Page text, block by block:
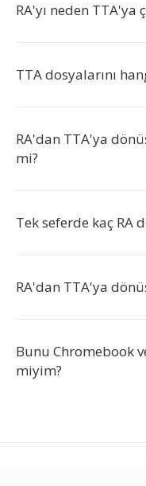
RA'yı neden TTA'ya
TTA dosyalarını
RA'dan TTA'ya
mi?
Tek seferde kaç RA
RA'dan TTA'ya
Bunu Chromebook
miyim?